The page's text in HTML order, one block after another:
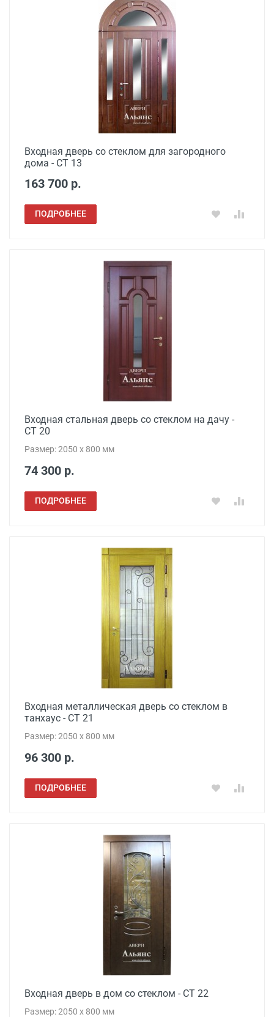
Входная дверь со стеклом для загородного
дома - СТ 13
163 700 р.
ПОДРОБНЕЕ
Входная стальная дверь со стеклом на дачу -
СТ 20
Размер: 2050 x 800 мм
74 300 р.
ПОДРОБНЕЕ
Входная металлическая дверь со стеклом в
танхаус - СТ 21
Размер: 2050 x 800 мм
96 300 р.
ПОДРОБНЕЕ
Входная дверь в дом со стеклом - СТ 22
Размер: 2050 x 800 мм